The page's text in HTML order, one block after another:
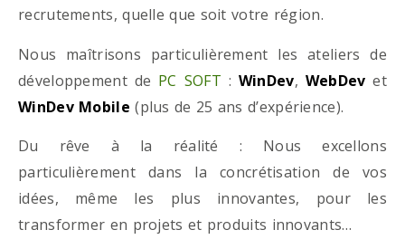
recrutements, quelle que soit votre région.
Nous maîtrisons particulièrement les ateliers de
développement de PC SOFT : WinDev, WebDev et
WinDev Mobile (plus de 25 ans d’expérience).
Du rêve à la réalité : Nous excellons
particulièrement dans la concrétisation de vos
idées, même les plus innovantes, pour les
transformer en projets et produits innovants…